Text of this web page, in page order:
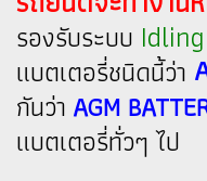
รองรับระบบ
แบตเตอรี่ชนิดนี้ว่า
กันว่า AGM
แบตเตอรี่ทั่วๆ ไป